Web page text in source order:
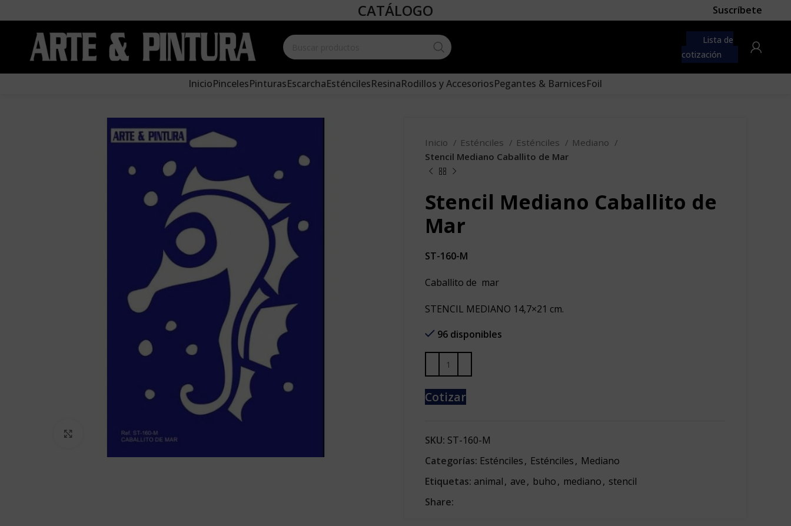
CATÁLOGO Suscríbete
Lista de
cotización
InicioPincelesPinturasEscarchaEsténcilesResinaRodillos y AccesoriosPegantes & BarnicesFoil
Clic para agrandar
Inicio Esténciles Esténciles
Mediano
Stencil Mediano Caballito de Mar
Stencil Mediano Caballito de
Mar
ST-160-M
Caballito de mar
STENCIL MEDIANO 14,7×21 cm.
96 disponibles
Cotizar
SKU: ST-160-M
Categorías: Esténciles, Esténciles, Mediano
Etiquetas: animal, ave, buho, mediano, stencil
Share: